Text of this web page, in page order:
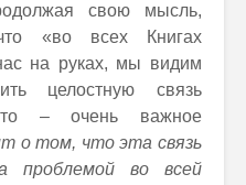
свою мысль,
«во всех Книгах
на руках, мы видим
целостную связь
– очень важное
о том, что эта связь
проблемой во всей